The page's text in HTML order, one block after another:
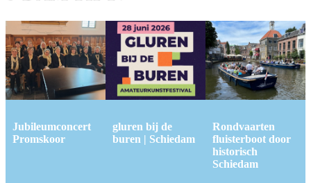
Jubileumconcert
Promskoor
gluren bij de
buren | Schiedam
Rondvaarten
fluisterboot door
historisch
Schiedam